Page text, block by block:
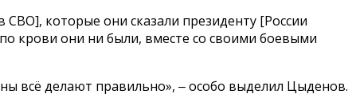
которые они сказали президенту [России
крови они ни были, вместе со своими боевыми
всё делают правильно», ‒ особо выделил Цыденов.